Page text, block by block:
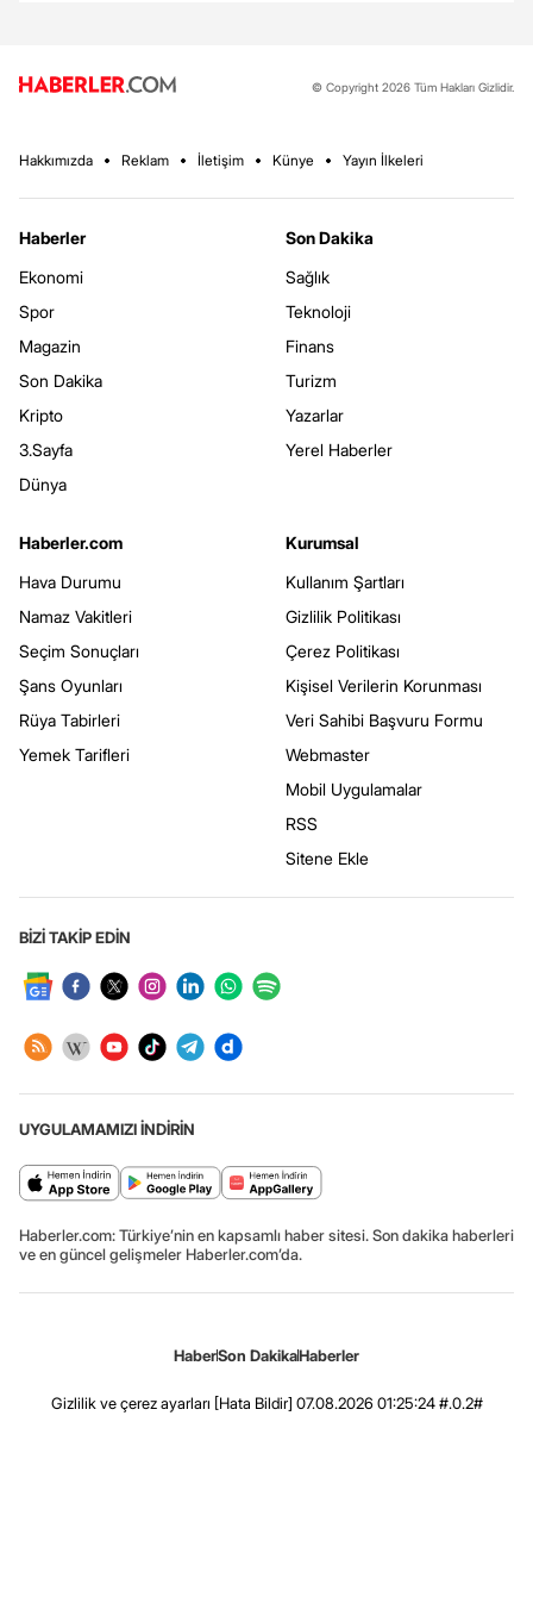
© Copyright 2026 Tüm Hakları Gizlidir.
Hakkımızda Reklam İletişim Künye Yayın İlkeleri
Haberler
Ekonomi
Spor
Magazin
Son Dakika
Kripto
3.Sayfa
Dünya
Son Dakika
Sağlık
Teknoloji
Finans
Turizm
Yazarlar
Yerel Haberler
Haberler.com
Hava Durumu
Namaz Vakitleri
Seçim Sonuçları
Şans Oyunları
Rüya Tabirleri
Yemek Tarifleri
Kurumsal
Kullanım Şartları
Gizlilik Politikası
Çerez Politikası
Kişisel Verilerin Korunması
Veri Sahibi Başvuru Formu
Webmaster
Mobil Uygulamalar
RSS
Sitene Ekle
BİZİ TAKİP EDİN
UYGULAMAMIZI İNDİRİN
Haberler.com: Türkiye’nin en kapsamlı haber sitesi. Son dakika haberleri
ve en güncel gelişmeler Haberler.com’da.
HaberSon DakikaHaberler
Gizlilik ve çerez ayarları [Hata Bildir] 07.08.2026 01:25:24 #.0.2#